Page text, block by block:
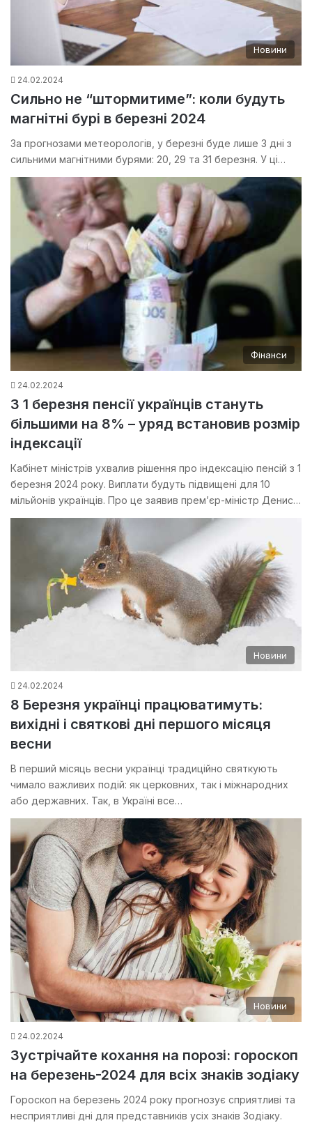
Новини
24.02.2024
Сильно не “штормитиме”: коли будуть
магнітні бурі в березні 2024
За прогнозами метеорологів, у березні буде лише 3 дні з
сильними магнітними бурями: 20, 29 та 31 березня. У ці…
Фінанси
24.02.2024
З 1 березня пенсії українців стануть
більшими на 8% – уряд встановив розмір
індексації
Кабінет міністрів ухвалив рішення про індексацію пенсій з 1
березня 2024 року. Виплати будуть підвищені для 10
мільйонів українців. Про це заявив прем’єр-міністр Денис…
Новини
24.02.2024
8 Березня українці працюватимуть:
вихідні і святкові дні першого місяця
весни
В перший місяць весни українці традиційно святкують
чимало важливих подій: як церковних, так і міжнародних
або державних. Так, в Україні все…
Новини
24.02.2024
Зустрічайте кохання на порозі: гороскоп
на березень-2024 для всіх знаків зодіаку
Гороскоп на березень 2024 року прогнозує сприятливі та
несприятливі дні для представників усіх знаків Зодіаку.